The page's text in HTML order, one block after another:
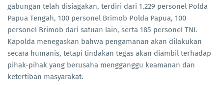
gabungan telah disiagakan, terdiri dari 1.229 personel Polda
Papua Tengah, 100 personel Brimob Polda Papua, 100
personel Brimob dari satuan lain, serta 185 personel TNI.
Kapolda menegaskan bahwa pengamanan akan dilakukan
secara humanis, tetapi tindakan tegas akan diambil terhadap
pihak-pihak yang berusaha mengganggu keamanan dan
ketertiban masyarakat.